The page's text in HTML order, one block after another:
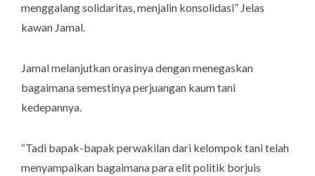
menggalang solidaritas, menjalin konsolidasi” Jelas
kawan Jamal.
Jamal melanjutkan orasinya dengan menegaskan
bagaimana semestinya perjuangan kaum tani
kedepannya.
“Tadi bapak-bapak perwakilan dari kelompok tani telah
menyampaikan bagaimana para elit politik borjuis